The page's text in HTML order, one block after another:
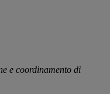
e coordinamento di